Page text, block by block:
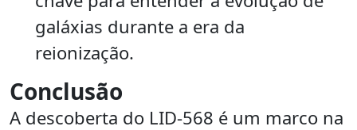
galáxias durante a era da
reionização.
Conclusão
A descoberta do LID-568 é um marco na